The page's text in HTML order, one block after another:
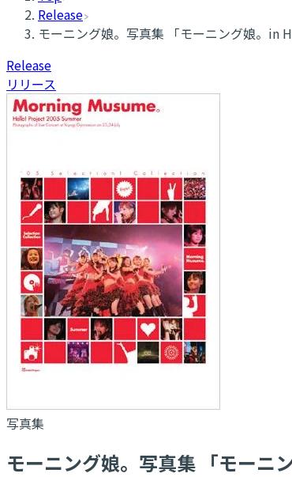
Release
モーニング娘。写真集 「モーニング娘。in
Release
リリース
写真集
モーニング娘。写真集 「モー